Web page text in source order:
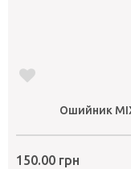
Ошийник
150.00 грн